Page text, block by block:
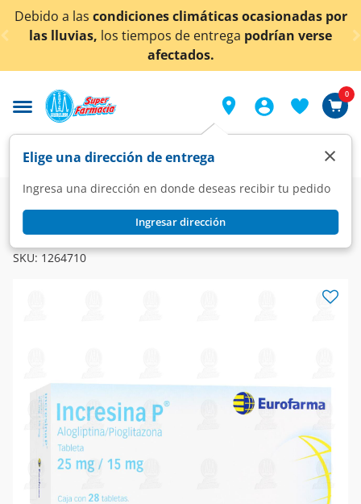
< div class="carousel-inner">
climáticas ocasionadas por
de entregapodrían verse
¡Ahora también
Elige una dirección de entrega
Ingresa una dirección en donde deseas recibir tu pedido
Ingresar dirección
×
0
Farmacia Diabetes y Endocrinas Antidiabéticos
Incresina P 25mg/15mg, 28 Tabletas.
SKU: 1264710